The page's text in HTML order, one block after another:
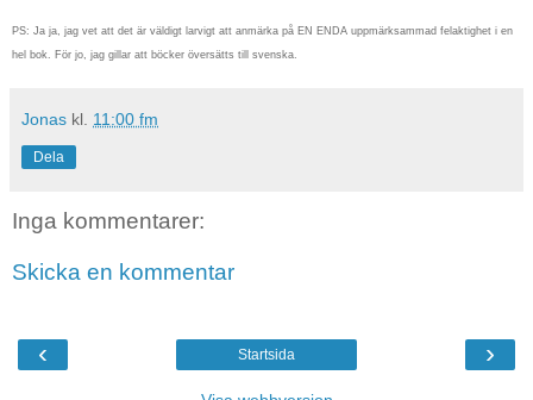
PS: Ja ja, jag vet att det är väldigt larvigt att anmärka på EN ENDA uppmärksammad felaktighet i en
hel bok. För jo, jag gillar att böcker översätts till svenska.
Jonas kl. 11:00 fm
Dela
Inga kommentarer:
Skicka en kommentar
‹ ›
Startsida